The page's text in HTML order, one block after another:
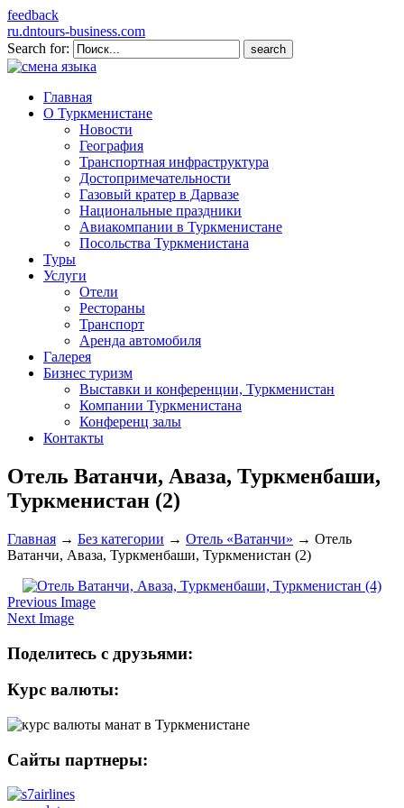
feedback
ru.dntours-business.com
Search for:
Главная
О Туркменистане
Новости
География
Транспортная инфраструктура
Достопримечательности
Газовый кратер в Дарвазе
Национальные праздники
Авиакомпании в Туркменистане
Посольства Туркменистана
Туры
Услуги
Отели
Рестораны
Транспорт
Аренда автомобиля
Галерея
Бизнес туризм
Выставки и конференции, Туркменистан
Компании Туркменистана
Конференц залы
Контакты
Отель Ватанчи, Аваза, Туркменбаши,
Туркменистан (2)
Главная → Без категории → Отель «Ватанчи» → Отель
Ватанчи, Аваза, Туркменбаши, Туркменистан (2)
Previous Image
Next Image
Поделитесь с друзьями:
Курс валюты:
Сайты партнеры: